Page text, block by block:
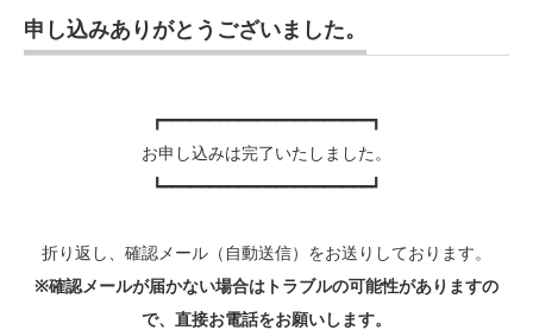
申し込みありがとうございました。
┏━━━━━━━━━━━━━━━━━━━━━━┓
お申し込みは完了いたしました。
┗━━━━━━━━━━━━━━━━━━━━━━┛
折り返し、確認メール（自動送信）をお送りしております。
※確認メールが届かない場合はトラブルの可能性がありますの
で、直接お電話をお願いします。